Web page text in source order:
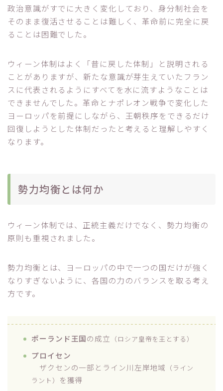
政治意識がすでに大きく変化しており、身分制社会を
そのまま復活させることは難しく、革命前に完全に戻
ることは困難でした。
ウィーン体制はよく「昔に戻した体制」と説明される
ことがありますが、新たな意識が芽生えていたフラン
スに代表されるようにすべてを水に流すようなことは
できませんでした。革命とナポレオン戦争で変化した
ヨーロッパを前提にしながら、王朝秩序をできるだけ
回復しようとした体制だったと考えると理解しやすく
なります。
勢力均衡とは何か
ウィーン体制では、正統主義だけでなく、勢力均衡の
原則も重視されました。
勢力均衡とは、ヨーロッパの中で一つの国だけが強く
なりすぎないように、各国の力のバランスを取る考え
方です。
ポーランド王国の成立 （ロシア皇帝を王とする）
プロイセン
ザクセンの一部とライン川左岸地域 （ライン
ラント）
を獲得